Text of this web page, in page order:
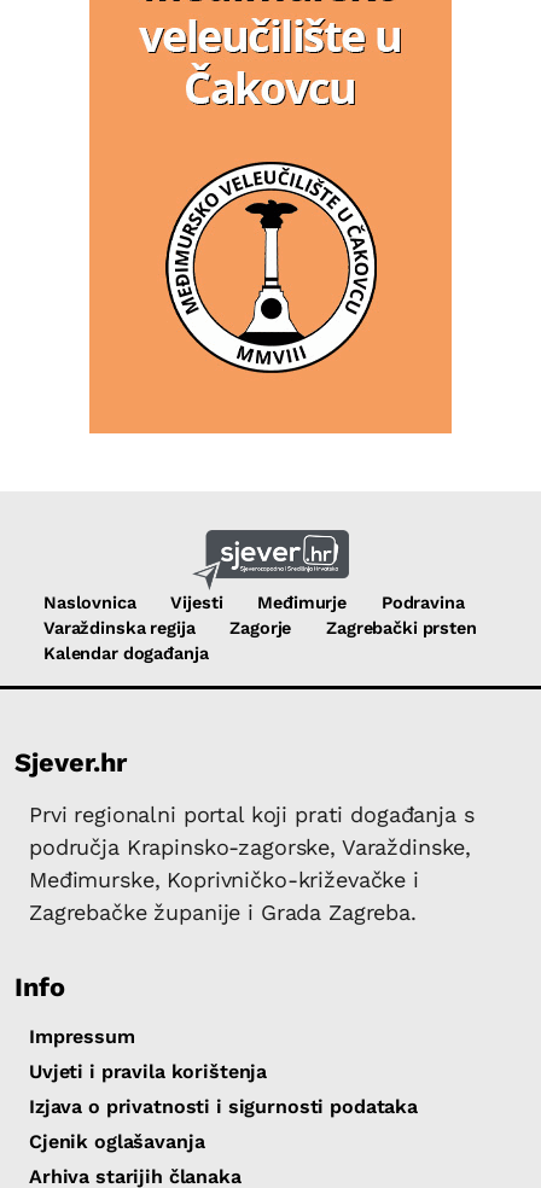
Naslovnica Vijesti Međimurje
Podravina
Varaždinska regija
Zagorje
Zagrebački prsten
Kalendar događanja
Sjever.hr
Prvi regionalni portal koji prati događanja s
područja Krapinsko-zagorske, Varaždinske,
Međimurske, Koprivničko-križevačke i
Zagrebačke županije i Grada Zagreba.
Info
Impressum
Uvjeti i pravila korištenja
Izjava o privatnosti i sigurnosti podataka
Cjenik oglašavanja
Arhiva starijih članaka